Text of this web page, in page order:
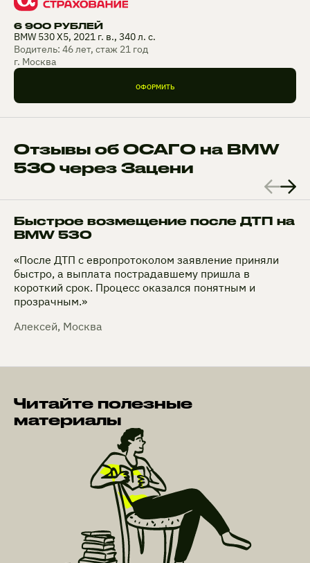
6 900 РУБЛЕЙ
BMW 530 X5, 2021 г. в., 340 л. с.
Водитель: 46 лет, стаж 21 год
г. Москва
ОФОРМИТЬ
Отзывы об ОСАГО на BMW
530 через Зацени
Быстрое возмещение после ДТП на
BMW 530
«После ДТП с европротоколом заявление приняли
быстро, а выплата пострадавшему пришла в
короткий срок. Процесс оказался понятным и
прозрачным.»
Алексей, Москва
Читайте полезные
материалы